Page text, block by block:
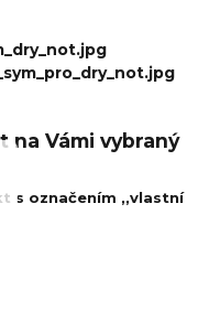
Vámi vybraný
s označením ,,vlastní